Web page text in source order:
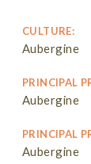
CULTURE:
Aubergine
PRINCIPAL
Aubergine
PRINCIPAL
Aubergine